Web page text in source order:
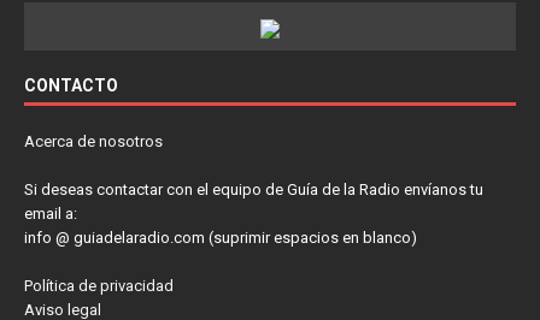
CONTACTO
Acerca de nosotros
Si deseas contactar con el equipo de Guía de la Radio envíanos tu
email a:
info @ guiadelaradio.com (suprimir espacios en blanco)
Política de privacidad
Aviso legal